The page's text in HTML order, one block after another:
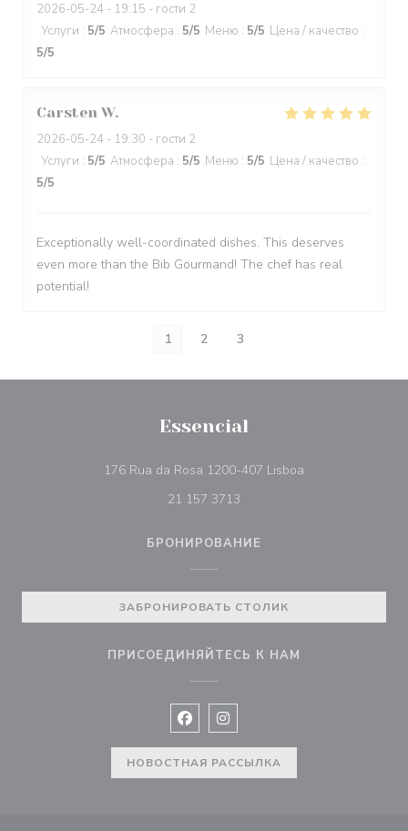
2026-05-24 - 19:15 - гости 2
Услуги : 5/5 Атмосфера : 5/5 Меню : 5/5 Цена / качество :
5/5
Carsten W
2026-05-24 - 19:30 - гости 2
Услуги : 5/5 Атмосфера : 5/5 Меню : 5/5 Цена / качество :
5/5
Exceptionally well-coordinated dishes. This deserves
even more than the Bib Gourmand! The chef has real
potential!
1 2 3
Essencial
176 Rua da Rosa 1200-407 Lisboa
21 157 3713
БРОНИРОВАНИЕ
ЗАБРОНИРОВАТЬ СТОЛИК
ПРИСОЕДИНЯЙТЕСЬ К НАМ
Facebook ((открывается в новом
Instagram ((открывается в
НОВОСТНАЯ РАССЫЛКА